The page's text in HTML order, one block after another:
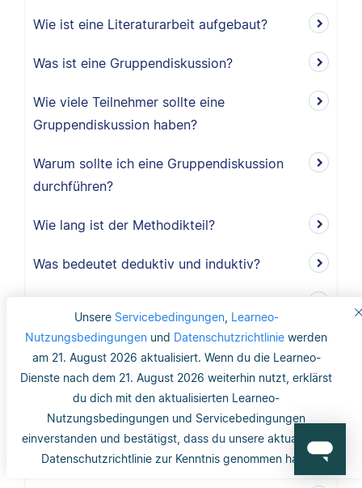
Unsere Servicebedingungen, Learneo-
Nutzungsbedingungen und Datenschutzrichtlinie werden
am 21. August 2026 aktualisiert. Wenn du die Learneo-
Dienste nach dem 21. August 2026 weiterhin nutzt, erklärst
du dich mit den aktualisierten Learneo-
Nutzungsbedingungen und Servicebedingungen
einverstanden und bestätigst, dass du unsere aktualisierte
Datenschutzrichtlinie zur Kenntnis genommen hast.
Wie ist eine Literaturarbeit aufgebaut?
Was ist eine Gruppendiskussion?
Wie viele Teilnehmer sollte eine
Gruppendiskussion haben?
Warum sollte ich eine Gruppendiskussion
durchführen?
Wie lang ist der Methodikteil?
Was bedeutet deduktiv und induktiv?
Was bedeutet deduktiv?
Was ist Validität?
Was ist interne Validität?
Was versteht man unter Validität?